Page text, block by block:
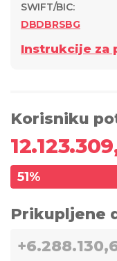
SWIFT/BIC:
DBDBRSBG
Instrukcije za
Korisniku
51%
Prikupljene
+